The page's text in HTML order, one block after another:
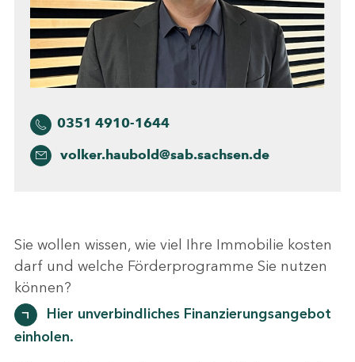
0351 4910-1644
volker.haubold@sab.sachsen.de
Sie wollen wissen, wie viel Ihre Immobilie kosten
darf und welche Förderprogramme Sie nutzen
können?
Hier unverbindliches Finanzierungsangebot
einholen.